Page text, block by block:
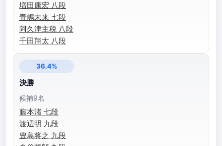
増田康宏 八段
青嶋未来 七段
阿久津主税 八段
千田翔太 八段
36.4%
決勝
候補9名
藤本渚 七段
渡辺明 九段
豊島将之 九段